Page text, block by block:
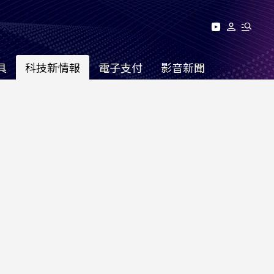
科技新情報 電子支付 影音新聞